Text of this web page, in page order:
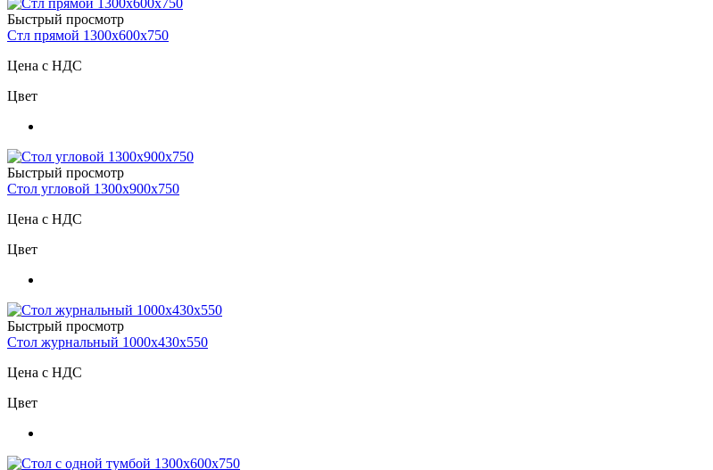
Быстрый просмотр
Стл прямой 1300х600х750
Цена с НДС
Цвет
Быстрый просмотр
Стол угловой 1300х900х750
Цена с НДС
Цвет
Быстрый просмотр
Стол журнальный 1000х430х550
Цена с НДС
Цвет